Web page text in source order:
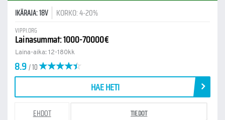
IKÄRAJA: 18V KORKO: 4-20%
VIPPI.ORG
Lainasummat: 1000-70000€
Laina-aika: 12-180kk
8.9/ 10
HAE HETI
EHDOT TIEDOT